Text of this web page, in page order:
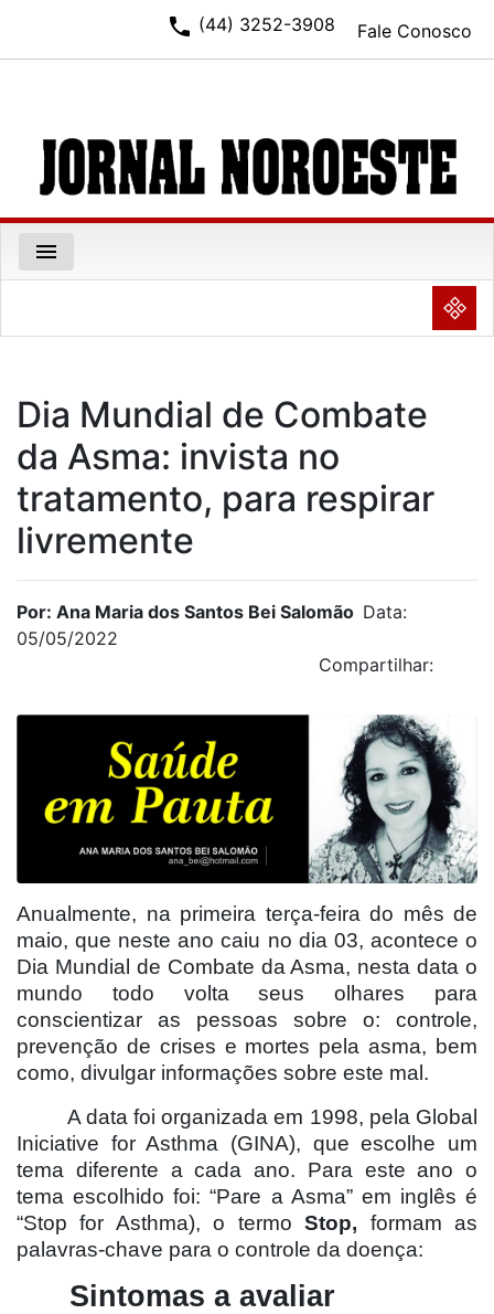
Fale Conosco
phone (44) 3252-3908
menu
NULL
Dia Mundial de Combate
da Asma: invista no
tratamento, para respirar
livremente
Por: Ana Maria dos Santos Bei Salomão Data:
05/05/2022
Compartilhar:
Anualmente, na primeira terça-feira do mês de
maio, que neste ano caiu no dia 03, acontece o
Dia Mundial de Combate da Asma, nesta data o
mundo todo volta seus olhares para
conscientizar as pessoas sobre o: controle,
prevenção de crises e mortes pela asma, bem
como, divulgar informações sobre este mal.
A data foi organizada em 1998, pela Global
Iniciative for Asthma (GINA), que escolhe um
tema diferente a cada ano. Para este ano o
tema escolhido foi: “Pare a Asma” em inglês é
“Stop for Asthma), o termoStop, formam as
palavras-chave para o controle da doença:
Sintomas a avaliar